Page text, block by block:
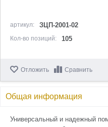
Кол-во в корзину
Цена (Р)
Поз. в схеме
артикул: ЗЦП-2001-02
Кол-во позиций: 105
Отложить Сравнить
Общая информация
Универсальный и надежный